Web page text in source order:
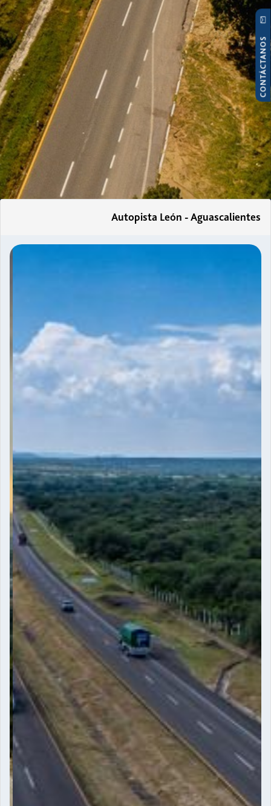
Autopista León - Aguascalientes
CONTÁCTANOS